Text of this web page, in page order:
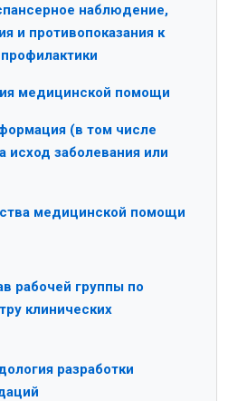
наблюдение,
и противопоказания к
медицинской помощи
(в том числе
заболевания или
медицинской помощи
рабочей группы по
клинических
разработки